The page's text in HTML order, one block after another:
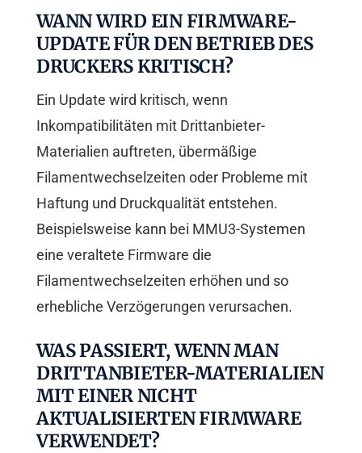
WANN WIRD EIN FIRMWARE-
UPDATE FÜR DEN BETRIEB DES
DRUCKERS KRITISCH?
Ein Update wird kritisch, wenn
Inkompatibilitäten mit Drittanbieter-
Materialien auftreten, übermäßige
Filamentwechselzeiten oder Probleme mit
Haftung und Druckqualität entstehen.
Beispielsweise kann bei MMU3-Systemen
eine veraltete Firmware die
Filamentwechselzeiten erhöhen und so
erhebliche Verzögerungen verursachen.
WAS PASSIERT, WENN MAN
DRITTANBIETER-MATERIALIEN
MIT EINER NICHT
AKTUALISIERTEN FIRMWARE
VERWENDET?